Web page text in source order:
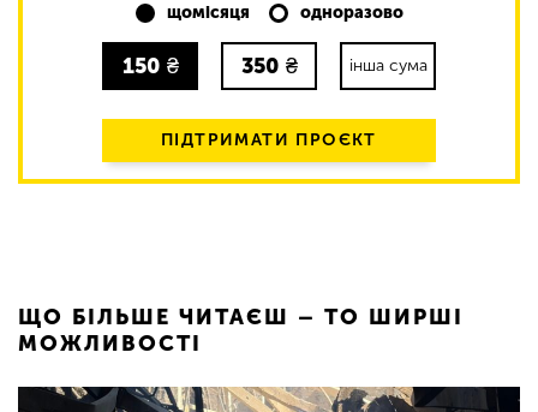
щомісяця
одноразово
150 ₴ 350 ₴ інша сума
ПІДТРИМАТИ ПРОЄКТ
ЩО БІЛЬШЕ ЧИТАЄШ – ТО ШИРШІ
МОЖЛИВОСТІ